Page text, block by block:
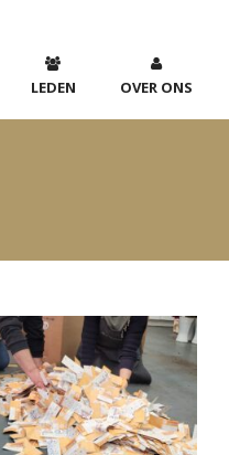
LEDEN OVER ONS